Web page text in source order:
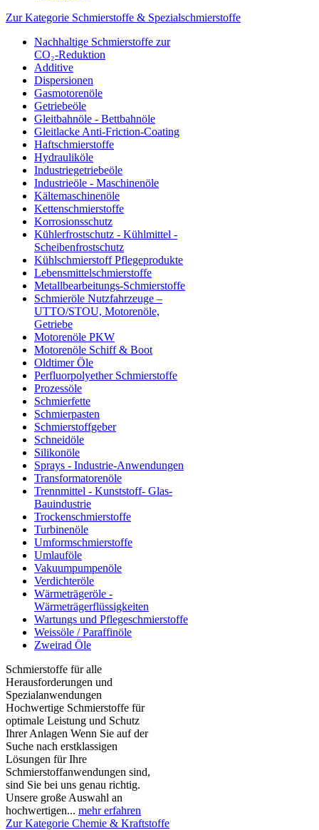
Zur Kategorie Schmierstoffe & Spezialschmierstoffe
Nachhaltige Schmierstoffe zur
CO₂-Reduktion
Additive
Dispersionen
Gasmotorenöle
Getriebeöle
Gleitbahnöle - Bettbahnöle
Gleitlacke Anti-Friction-Coating
Haftschmierstoffe
Hydrauliköle
Industriegetriebeöle
Industrieöle - Maschinenöle
Kältemaschinenöle
Kettenschmierstoffe
Korrosionsschutz
Kühlerfrostschutz - Kühlmittel -
Scheibenfrostschutz
Kühlschmierstoff Pflegeprodukte
Lebensmittelschmierstoffe
Metallbearbeitungs-Schmierstoffe
Schmieröle Nutzfahrzeuge –
UTTO/STOU, Motorenöle,
Getriebe
Motorenöle PKW
Motorenöle Schiff & Boot
Oldtimer Öle
Perfluorpolyether Schmierstoffe
Prozessöle
Schmierfette
Schmierpasten
Schmierstoffgeber
Schneidöle
Silikonöle
Sprays - Industrie-Anwendungen
Transformatorenöle
Trennmittel - Kunststoff- Glas-
Bauindustrie
Trockenschmierstoffe
Turbinenöle
Umformschmierstoffe
Umlauföle
Vakuumpumpenöle
Verdichteröle
Wärmeträgeröle -
Wärmeträgerflüssigkeiten
Wartungs und Pflegeschmierstoffe
Weissöle / Paraffinöle
Zweirad Öle
Schmierstoffe für alle
Herausforderungen und
Spezialanwendungen
Hochwertige Schmierstoffe für
optimale Leistung und Schutz
Ihrer Anlagen Wenn Sie auf der
Suche nach erstklassigen
Lösungen für Ihre
Schmierstoffanwendungen sind,
sind Sie bei uns genau richtig.
Unsere große Auswahl an
hochwertigen... mehr erfahren
Zur Kategorie Chemie & Kraftstoffe